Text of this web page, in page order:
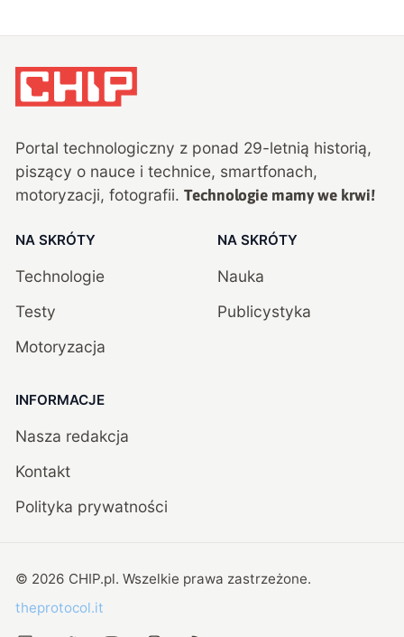
Portal technologiczny z ponad 29-letnią historią,
piszący o nauce i technice, smartfonach,
motoryzacji, fotografii. Technologie mamy we krwi!
NA SKRÓTY
Technologie
Testy
Motoryzacja
NA SKRÓTY
Nauka
Publicystyka
INFORMACJE
Nasza redakcja
Kontakt
Polityka prywatności
© 2026 CHIP.pl. Wszelkie prawa zastrzeżone.
theprotocol.it